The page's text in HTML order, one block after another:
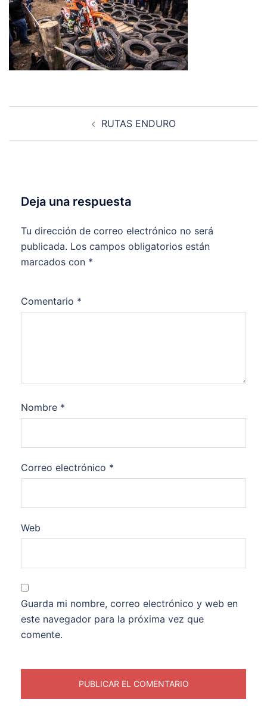
RUTAS ENDURO
Deja una respuesta
Tu dirección de correo electrónico no será
publicada. Los campos obligatorios están
marcados con *
Comentario *
Nombre *
Correo electrónico *
Web
Guarda mi nombre, correo electrónico y web en
este navegador para la próxima vez que
comente.